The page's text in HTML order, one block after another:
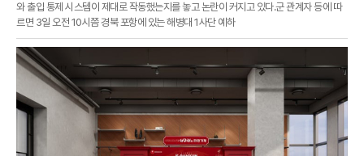
와 출입 통제 시스템이 제대로 작동했는지를 놓고 논란이 커지고 있다.군 관계자 등에 따
르면 3일 오전 10시쯤 경북 포항에 있는 해병대 1사단 예하